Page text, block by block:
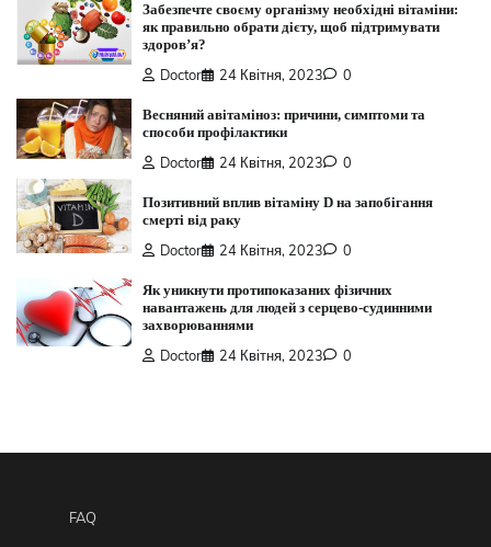
Забезпечте своєму організму необхідні вітаміни:
як правильно обрати дієту, щоб підтримувати
здоров’я?
Doctor 24 Квітня, 2023 0
Весняний авітаміноз: причини, симптоми та
способи профілактики
Doctor 24 Квітня, 2023 0
Позитивний вплив вітаміну D на запобігання
смерті від раку
Doctor 24 Квітня, 2023 0
Як уникнути протипоказаних фізичних
навантажень для людей з серцево-судинними
захворюваннями
Doctor 24 Квітня, 2023 0
FAQ